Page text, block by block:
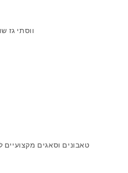
ווסתי גז
טאבונים וסאגים